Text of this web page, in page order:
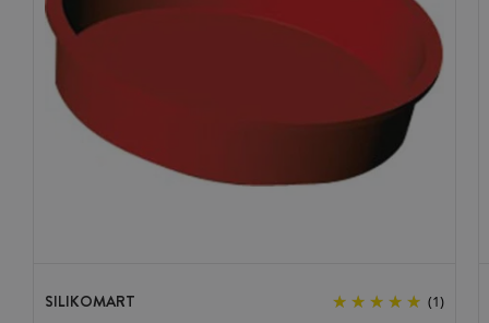
SILIKOMART (1)